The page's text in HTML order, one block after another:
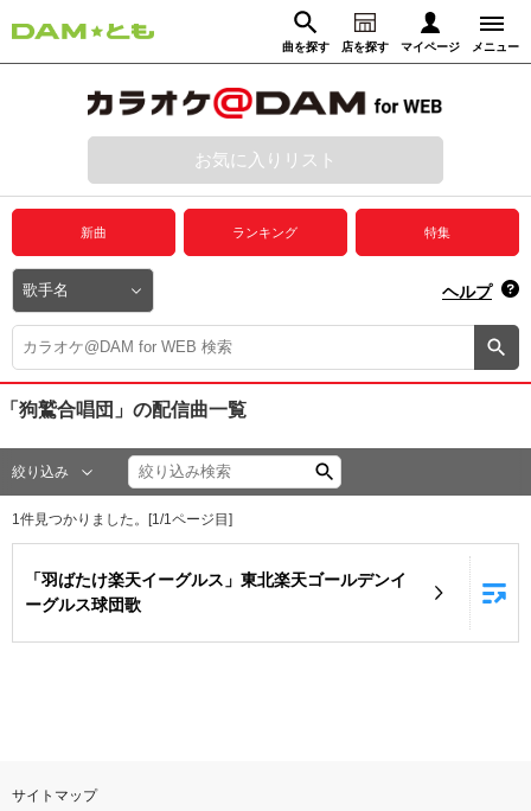
曲を探す 店を探す マイページ メニュー
動画からさがす 録音からさがす
ログイン
プレミアムサービス
DAM★とも動画
DAM★とも録音
カラオケ＠DAM
ユーザー検索
お知らせ よくあるご質問
DAMの新曲・ランキングなど
お気に入りリスト
新曲 ランキング 特集
ヘルプ
「狗鷲合唱団」 の配信曲一覧
絞り込み
1 件見つかりました。[1 /1 ページ目]
「羽ばたけ楽天イーグルス」東北楽天ゴールデンイ
ーグルス球団歌
サイトマップ